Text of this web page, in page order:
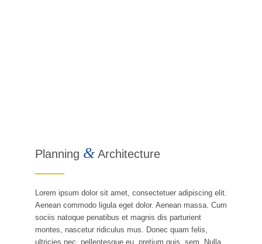
Planning & Architecture
Lorem ipsum dolor sit amet, consectetuer adipiscing elit.
Aenean commodo ligula eget dolor. Aenean massa. Cum
sociis natoque penatibus et magnis dis parturient
montes, nascetur ridiculus mus. Donec quam felis,
ultricies nec, pellentesque eu, pretium quis, sem. Nulla